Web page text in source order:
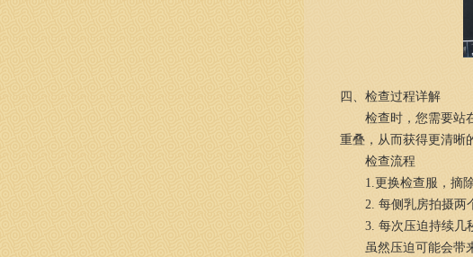
四、检查过程详解
检查时，您需要站
重叠，从而获得更清晰
检查流程
1.更换检查服，摘
2. 每侧乳房拍摄两
3. 每次压迫持续几
虽然压迫可能会带